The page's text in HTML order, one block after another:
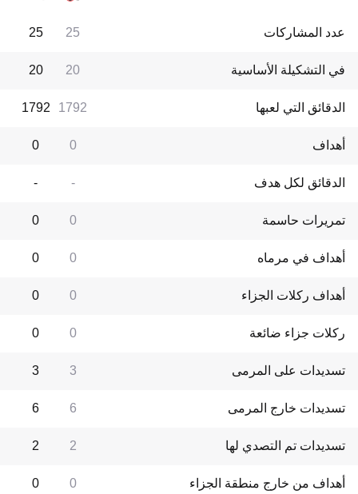
عدد المشاركات 25
25
في التشكيلة الأساسية 20
20
الدقائق التي لعبها 1792
1792
أهداف 0
0
الدقائق لكل هدف -
-
تمريرات حاسمة 0
0
أهداف في مرماه 0
0
أهداف ركلات الجزاء 0
0
ركلات جزاء ضائعة 0
0
تسديدات على المرمى 3
3
تسديدات خارج المرمى 6
6
تسديدات تم التصدي لها 2
2
أهداف من خارج منطقة الجزاء 0
0